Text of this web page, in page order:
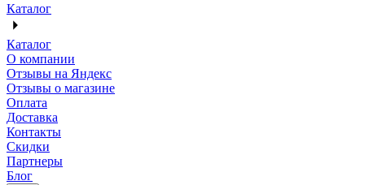
Каталог
Каталог
О компании
Отзывы на Яндекс
Отзывы о магазине
Оплата
Доставка
Контакты
Скидки
Партнеры
Блог